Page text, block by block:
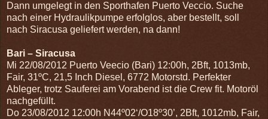
Dann umgelegt in den Sporthafen Puerto Veccio. Suche
nach einer Hydraulikpumpe erfolglos, aber bestellt, soll
nach Siracusa geliefert werden, na dann!
Bari – Siracusa
Mi 22/08/2012 Puerto Veecio (Bari) 12:00h, 2Bft, 1013mb,
Fair, 31ºC, 21,5 Inch Diesel, 6772 Motorstd. Perfekter
Ableger, trotz Sauferei am Vorabend ist die Crew fit. Motoröl
nachgefüllt.
Do 23/08/2012 12:00h N44º02‘/O18º30’, 2Bft, 1012mb, Fair,